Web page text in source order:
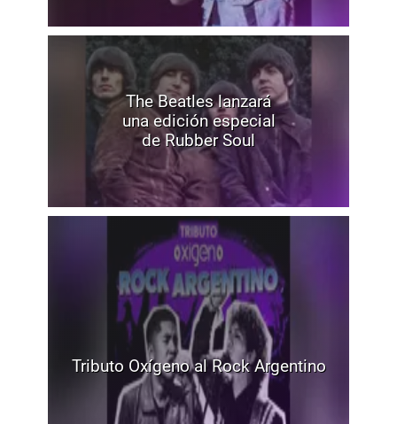
The Beatles lanzará
una edición especial
de Rubber Soul
Tributo Oxígeno al Rock Argentino